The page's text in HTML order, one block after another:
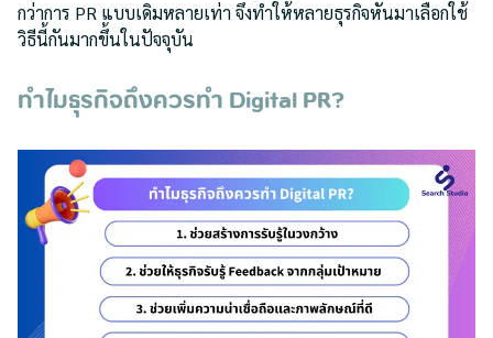
กว่าการ PR แบบเดิมหลายเท่า จึงทำให้หลายธุรกิจหันมาเลือกใช้
วิธีนี้กันมากขึ้นในปัจจุบัน
ทำไมธุรกิจถึงควรทำ Digital PR?